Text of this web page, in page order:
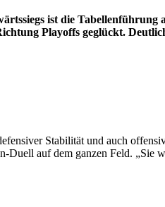
ist die Tabellenführung
Playoffs geglückt.
Stabilität und auch
auf dem ganzen Feld. „Sie